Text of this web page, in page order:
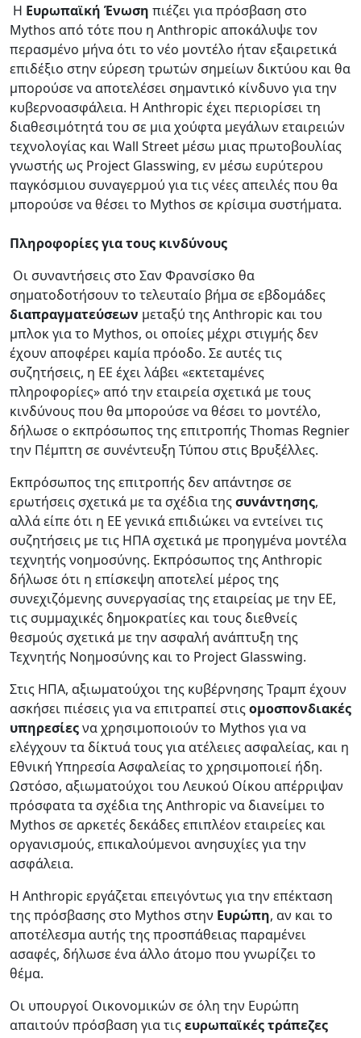
Η Ευρωπαϊκή Ένωση πιέζει για πρόσβαση στο
Mythos από τότε που η Anthropic αποκάλυψε τον
περασμένο μήνα ότι το νέο μοντέλο ήταν εξαιρετικά
επιδέξιο στην εύρεση τρωτών σημείων δικτύου και θα
μπορούσε να αποτελέσει σημαντικό κίνδυνο για την
κυβερνοασφάλεια. Η Anthropic έχει περιορίσει τη
διαθεσιμότητά του σε μια χούφτα μεγάλων εταιρειών
τεχνολογίας και Wall Street μέσω μιας πρωτοβουλίας
γνωστής ως Project Glasswing, εν μέσω ευρύτερου
παγκόσμιου συναγερμού για τις νέες απειλές που θα
μπορούσε να θέσει το Mythos σε κρίσιμα συστήματα.
Πληροφορίες για τους κινδύνους
Οι συναντήσεις στο Σαν Φρανσίσκο θα
σηματοδοτήσουν το τελευταίο βήμα σε εβδομάδες
διαπραγματεύσεων μεταξύ της Anthropic και του
μπλοκ για το Mythos, οι οποίες μέχρι στιγμής δεν
έχουν αποφέρει καμία πρόοδο. Σε αυτές τις
συζητήσεις, η ΕΕ έχει λάβει «εκτεταμένες
πληροφορίες» από την εταιρεία σχετικά με τους
κινδύνους που θα μπορούσε να θέσει το μοντέλο,
δήλωσε ο εκπρόσωπος της επιτροπής Thomas Regnier
την Πέμπτη σε συνέντευξη Τύπου στις Βρυξέλλες.
Εκπρόσωπος της επιτροπής δεν απάντησε σε
ερωτήσεις σχετικά με τα σχέδια τηςσυνάντησης,
αλλά είπε ότι η ΕΕ γενικά επιδιώκει να εντείνει τις
συζητήσεις με τις ΗΠΑ σχετικά με προηγμένα μοντέλα
τεχνητής νοημοσύνης. Εκπρόσωπος της Anthropic
δήλωσε ότι η επίσκεψη αποτελεί μέρος της
συνεχιζόμενης συνεργασίας της εταιρείας με την ΕΕ,
τις συμμαχικές δημοκρατίες και τους διεθνείς
θεσμούς σχετικά με την ασφαλή ανάπτυξη της
Τεχνητής Νοημοσύνης και το Project Glasswing.
Στις ΗΠΑ, αξιωματούχοι της κυβέρνησης Τραμπ έχουν
ασκήσει πιέσεις για να επιτραπεί στιςομοσπονδιακές
υπηρεσίεςνα χρησιμοποιούν το Mythos για να
ελέγχουν τα δίκτυά τους για ατέλειες ασφαλείας, και η
Εθνική Υπηρεσία Ασφαλείας το χρησιμοποιεί ήδη.
Ωστόσο, αξιωματούχοι του Λευκού Οίκου απέρριψαν
πρόσφατα τα σχέδια της Anthropic να διανείμει το
Mythos σε αρκετές δεκάδες επιπλέον εταιρείες και
οργανισμούς, επικαλούμενοι ανησυχίες για την
ασφάλεια.
Η Anthropic εργάζεται επειγόντως για την επέκταση
της πρόσβασης στο Mythos στην Ευρώπη, αν και το
αποτέλεσμα αυτής της προσπάθειας παραμένει
ασαφές, δήλωσε ένα άλλο άτομο που γνωρίζει το
θέμα.
Οι υπουργοί Οικονομικών σε όλη την Ευρώπη
απαιτούν πρόσβαση για τιςευρωπαϊκές τράπεζες